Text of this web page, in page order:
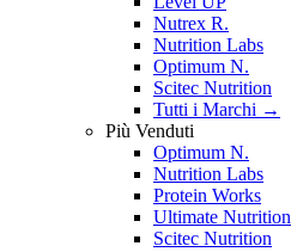
Nutrex R.
Nutrition Labs
Optimum N.
Scitec Nutrition
Tutti i Marchi →
Più Venduti
Optimum N.
Nutrition Labs
Protein Works
Ultimate Nutrition
Scitec Nutrition